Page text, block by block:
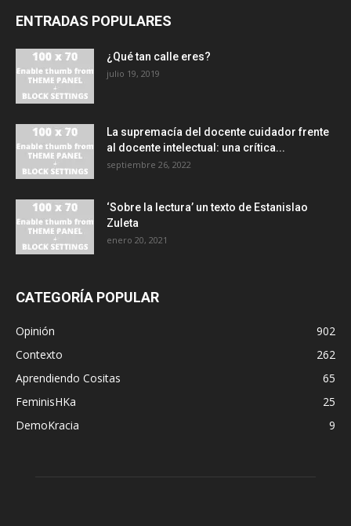
ENTRADAS POPULARES
¿Qué tan calle eres?
julio 19, 2019
La supremacía del docente cuidador frente
al docente intelectual: una crítica...
septiembre 26, 2022
‘Sobre la lectura’ un texto de Estanislao
Zuleta
enero 20, 2021
CATEGORÍA POPULAR
Opinión
902
Contexto
262
Aprendiendo Cositas
65
FeminisHKa
25
DemoKracia
9